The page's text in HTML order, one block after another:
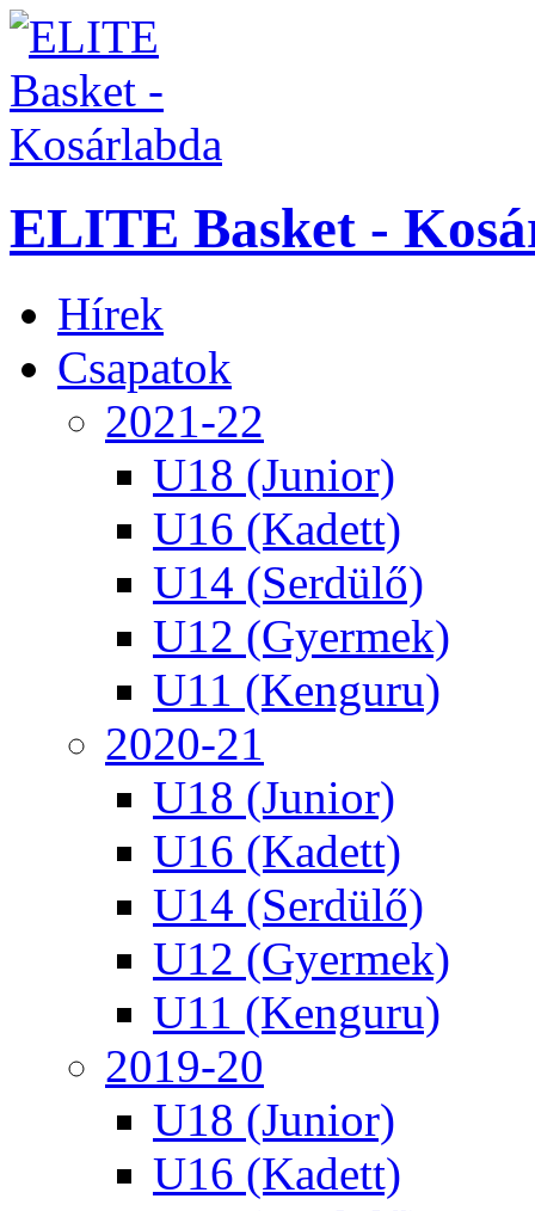
ELITE Basket -
Hírek
Csapatok
2021-22
U18 (Junior)
U16 (Kadett)
U14 (Serdülő)
U12 (Gyermek)
U11 (Kenguru)
2020-21
U18 (Junior)
U16 (Kadett)
U14 (Serdülő)
U12 (Gyermek)
U11 (Kenguru)
2019-20
U18 (Junior)
U16 (Kadett)